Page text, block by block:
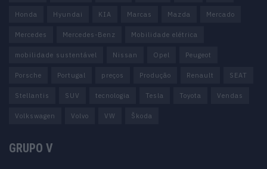
Honda Hyundai KIA Marcas Mazda Mercado
Mercedes Mercedes-Benz Mobilidade elétrica
mobilidade sustentável Nissan Opel Peugeot
Porsche Portugal preços Produção Renault SEAT
Stellantis SUV tecnologia Tesla Toyota Vendas
Volkswagen Volvo VW Škoda
GRUPO V